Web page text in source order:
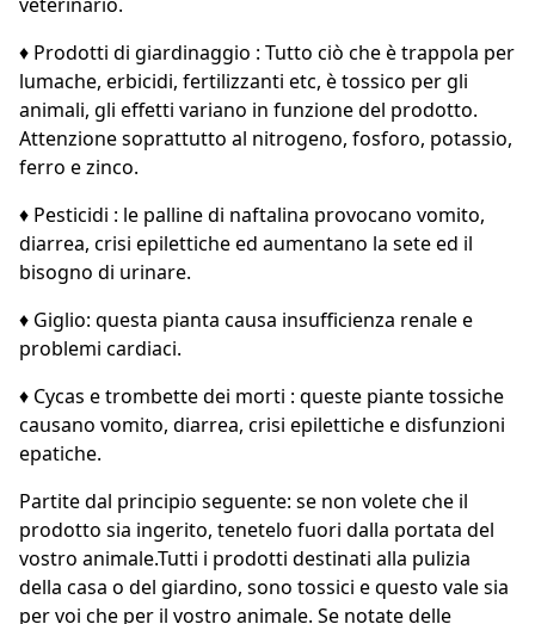
♦ Prodotti di giardinaggio : Tutto ciò che è trappola per
lumache, erbicidi, fertilizzanti etc, è tossico per gli
animali, gli effetti variano in funzione del prodotto.
Attenzione soprattutto al nitrogeno, fosforo, potassio,
ferro e zinco.
♦ Pesticidi : le palline di naftalina provocano vomito,
diarrea, crisi epilettiche ed aumentano la sete ed il
bisogno di urinare.
♦ Giglio: questa pianta causa insufficienza renale e
problemi cardiaci.
♦ Cycas e trombette dei morti : queste piante tossiche
causano vomito, diarrea, crisi epilettiche e disfunzioni
epatiche.
Partite dal principio seguente: se non volete che il
prodotto sia ingerito, tenetelo fuori dalla portata del
vostro animale.Tutti i prodotti destinati alla pulizia
della casa o del giardino, sono tossici e questo vale sia
per voi che per il vostro animale. Se notate delle